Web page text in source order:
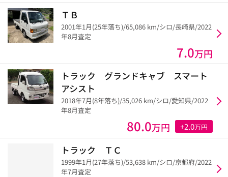
ＴＢ
2001年1月(25年落ち)/65,086 km/シロ/長崎県/2022
年8月査定
7.0万円
トラック グランドキャブ スマート
アシスト
2018年7月(8年落ち)/35,026 km/シロ/愛知県/2022
年8月査定
80.0万円 +2.0万円
トラック ＴＣ
1999年1月(27年落ち)/53,638 km/シロ/京都府/2022
年7月査定